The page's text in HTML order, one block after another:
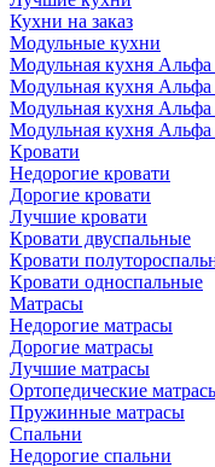
Кухни на заказ
Модульные кухни
Модульная кухня
Модульная кухня
Модульная кухня
Модульная кухня Альфа
Кровати
Недорогие кровати
Дорогие кровати
Лучшие кровати
Кровати двуспальные
Кровати
Кровати односпальные
Матрасы
Недорогие матрасы
Дорогие матрасы
Лучшие матрасы
Ортопедические
Пружинные матрасы
Cпальни
Недорогие спальни